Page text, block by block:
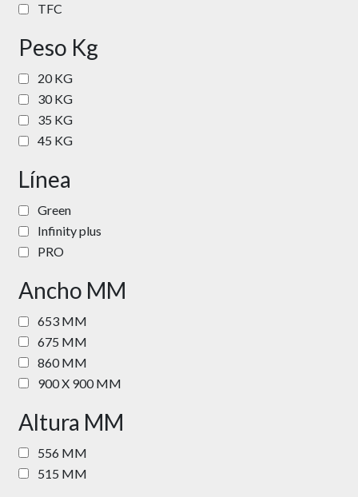
TFC
Peso Kg
20 KG
30 KG
35 KG
45 KG
Línea
Green
Infinity plus
PRO
Ancho MM
653 MM
675 MM
860 MM
900 X 900 MM
Altura MM
556 MM
515 MM